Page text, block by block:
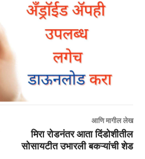
आणि मागील लेख
मिरा रोडनंतर आता दिंडोशीतील
सोसायटीत उभारली बकऱ्यांची शेड